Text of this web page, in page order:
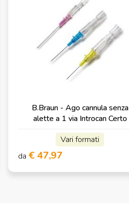
B.Braun - Ago cannula senza
alette a 1 via Introcan Certo
Vari formati
da € 47,97